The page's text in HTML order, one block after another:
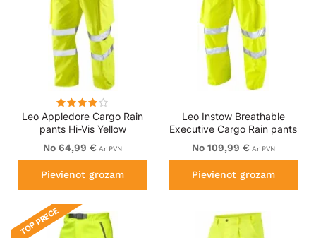
Leo Appledore Cargo Rain
pants Hi-Vis Yellow
No 64,99 € Ar PVN
Pievienot grozam
Leo Instow Breathable
Executive Cargo Rain pants
Hi-Vis Yellow
No 109,99 € Ar PVN
Pievienot grozam
TOP PRECE